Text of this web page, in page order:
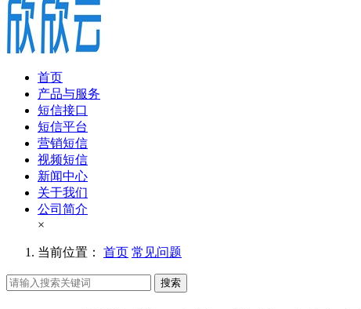
首页
产品与服务
短信接口
短信平台
营销短信
视频短信
新闻中心
关于我们
公司简介
×
当前位置： 首页 常见问题
搜索